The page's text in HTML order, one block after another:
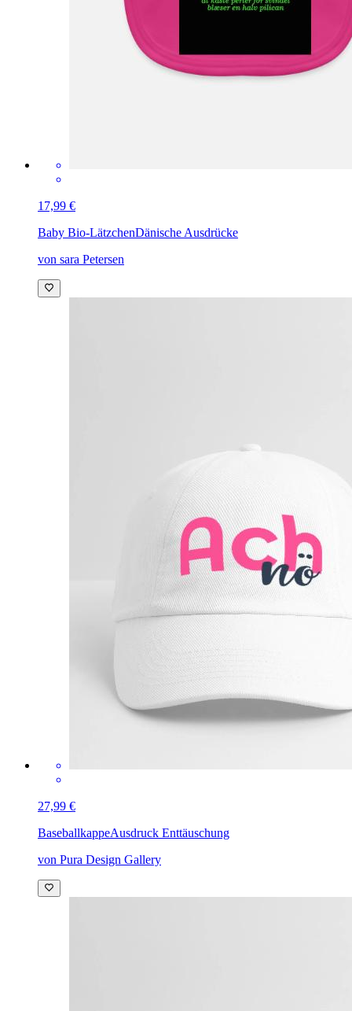
17,99 €
Baby Bio-LätzchenDänische Ausdrücke
von sara Petersen
27,99 €
BaseballkappeAusdruck Enttäuschung
von Pura Design Gallery